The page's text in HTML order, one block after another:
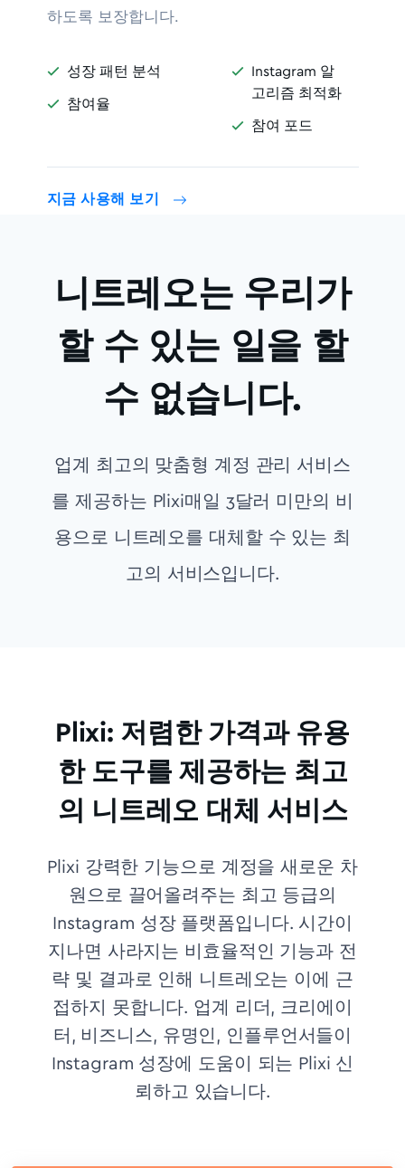
하도록 보장합니다.
 성장 패턴 분석
 참여율

Instagram 알
고리즘 최적화
 참여 포드
지금 사용해 보기
니트레오는 우리가
할 수 있는 일을 할
수 없습니다.
업계 최고의 맞춤형 계정 관리 서비스
를 제공하는 Plixi매일 3달러 미만의 비
용으로 니트레오를 대체할 수 있는 최
고의 서비스입니다.
Plixi: 저렴한 가격과 유용
한 도구를 제공하는 최고
의 니트레오 대체 서비스
Plixi 강력한 기능으로 계정을 새로운 차
원으로 끌어올려주는 최고 등급의
Instagram 성장 플랫폼입니다. 시간이
지나면 사라지는 비효율적인 기능과 전
략 및 결과로 인해 니트레오는 이에 근
접하지 못합니다. 업계 리더, 크리에이
터, 비즈니스, 유명인, 인플루언서들이
Instagram 성장에 도움이 되는 Plixi 신
뢰하고 있습니다.